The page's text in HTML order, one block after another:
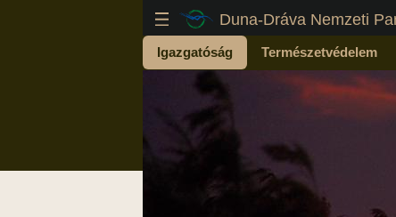
Duna-Dráva Nemzeti
Igazgatóság Természetvédelem